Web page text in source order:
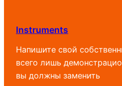
Instruments
Напишите свой
всего лишь
вы должны заменить